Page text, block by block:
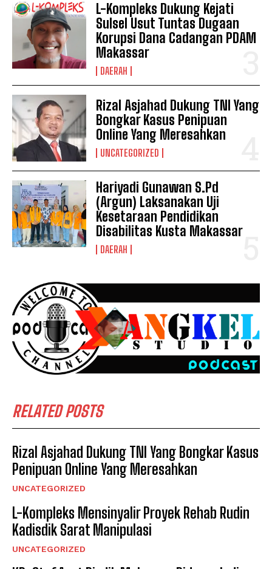
L-Kompleks Dukung Kejati
Sulsel Usut Tuntas Dugaan
Korupsi Dana Cadangan PDAM
Makassar
DAERAH
Rizal Asjahad Dukung TNI Yang
Bongkar Kasus Penipuan
Online Yang Meresahkan
UNCATEGORIZED
Hariyadi Gunawan S.Pd
(Argun) Laksanakan Uji
Kesetaraan Pendidikan
Disabilitas Kusta Makassar
DAERAH
RELATED POSTS
Rizal Asjahad Dukung TNI Yang Bongkar Kasus
Penipuan Online Yang Meresahkan
UNCATEGORIZED
L-Kompleks Mensinyalir Proyek Rehab Rudin
Kadisdik Sarat Manipulasi
UNCATEGORIZED